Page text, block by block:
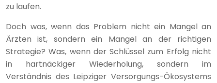
zu laufen.
Doch was, wenn das Problem nicht ein Mangel an
Ärzten ist, sondern ein Mangel an der richtigen
Strategie? Was, wenn der Schlüssel zum Erfolg nicht
in hartnäckiger Wiederholung, sondern im
Verständnis des Leipziger Versorgungs-Ökosystems